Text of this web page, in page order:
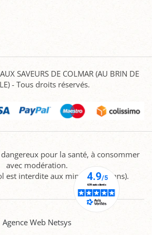
AUX SAVEURS DE COLMAR (AU BRIN DE
- Tous droits réservés.
dangereux pour la santé, à consommer
avec modération.
est interdite aux mineurs (-18 ans).
Agence Web Netsys